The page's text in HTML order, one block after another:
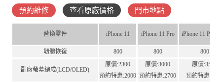
預約維修 查看原廠價格 門市地點
替換零件 iPhone 11 iPhone 11 Pro iPhone 11 Pro
韌體恢復 800 800 800
副廠螢幕總成(LCD/OLED)
原價:2300
預約特惠:2000
原價:3000
預約特惠:2700
原價:3500
預約特惠